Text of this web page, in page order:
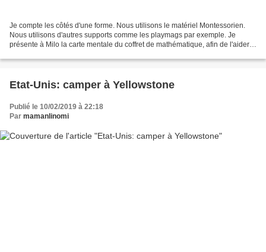
Je compte les côtés d'une forme. Nous utilisons le matériel Montessorien.
Nous utilisons d'autres supports comme les playmags par exemple. Je
présente à Milo la carte mentale du coffret de mathématique, afin de l'aider à
Etat-Unis: camper à Yellowstone
Publié le 10/02/2019 à 22:18
Par mamanlinomi